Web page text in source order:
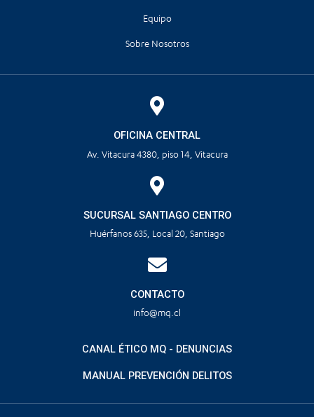
Equipo
Sobre Nosotros
OFICINA CENTRAL
Av. Vitacura 4380, piso 14, Vitacura
SUCURSAL SANTIAGO CENTRO
Huérfanos 635, Local 20, Santiago
CONTACTO
info@mq.cl
CANAL ÉTICO MQ - DENUNCIAS
MANUAL PREVENCIÓN DELITOS